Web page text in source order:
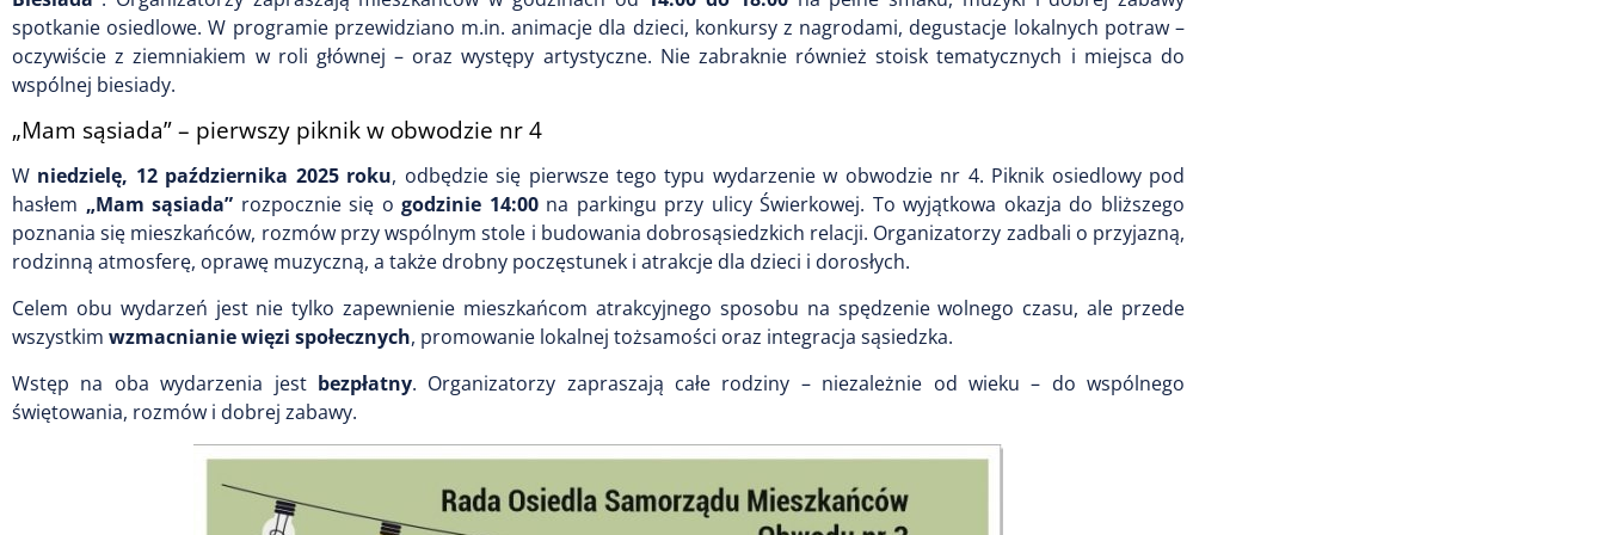
spotkanie osiedlowe. W programie przewidziano m.in. animacje dla dzieci, konkursy z nagrodami, degustacje lokalnych potraw –
oczywiście z ziemniakiem w roli głównej – oraz występy artystyczne. Nie zabraknie również stoisk tematycznych i miejsca do
wspólnej biesiady.
„Mam sąsiada” – pierwszy piknik w obwodzie nr 4
W niedzielę, 12 października 2025 roku, odbędzie się pierwsze tego typu wydarzenie w obwodzie nr 4. Piknik osiedlowy pod
hasłem „Mam sąsiada” rozpocznie się ogodzinie 14:00na parkingu przy ulicy Świerkowej. To wyjątkowa okazja do bliższego
poznania się mieszkańców, rozmów przy wspólnym stole i budowania dobrosąsiedzkich relacji. Organizatorzy zadbali o przyjazną,
rodzinną atmosferę, oprawę muzyczną, a także drobny poczęstunek i atrakcje dla dzieci i dorosłych.
Celem obu wydarzeń jest nie tylko zapewnienie mieszkańcom atrakcyjnego sposobu na spędzenie wolnego czasu, ale przede
wszystkim wzmacnianie więzi społecznych, promowanie lokalnej tożsamości oraz integracja sąsiedzka.
Wstęp na oba wydarzenia jest bezpłatny. Organizatorzy zapraszają całe rodziny – niezależnie od wieku – do wspólnego
świętowania, rozmów i dobrej zabawy.